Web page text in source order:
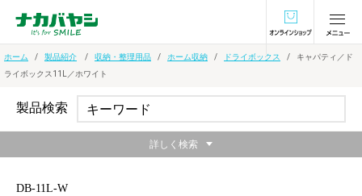
オンラインショ
ホーム 製品紹介 収納・整理用品 ホーム収納 ドライボックス
キャパティ／ド
ライボックス11L／ホワイト
DB-11L-W
製品検索
詳しく検索